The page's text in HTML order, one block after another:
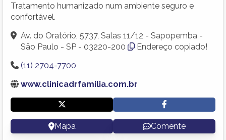
Tratamento humanizado num ambiente seguro e
confortável.
Av. do Oratório, 5737, Salas 11/12 - Sapopemba -
São Paulo - SP - 03220-200
Endereço copiado!
(11) 2704-7700
www.clinicadrfamilia.com.br
Mapa Comente